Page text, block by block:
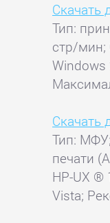
Скачать
Тип:
стр/мин;
Windows
Скачать
Тип:
печати
HP-UX ®
Vista;